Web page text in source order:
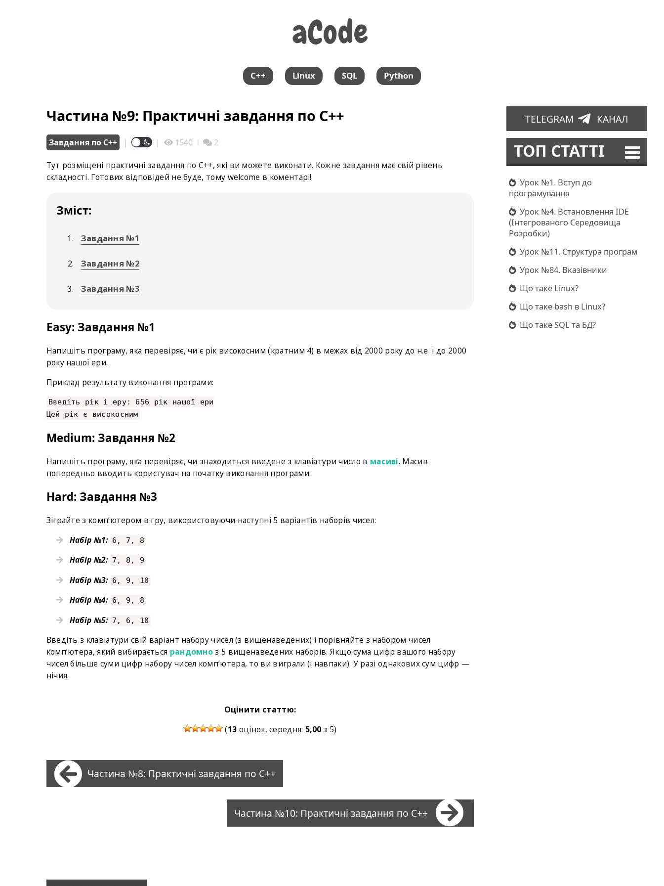
aCode
aCode
C++ Linux SQL Python
Частина №9: Практичні завдання по С++
Завдання по С++ | | 1540 ǀ 2
Тут розміщені практичні завдання по С++, які ви можете виконати. Кожне завдання має свій рівень
складності. Готових відповідей не буде, тому welcome в коментарі!
Зміст:
Завдання №1
Завдання №2
Завдання №3
Easy: Завдання №1
Напишіть програму, яка перевіряє, чи є рік високосним (кратним 4) в межах від 2000 року до н.е. і до 2000
року нашої ери.
Приклад результату виконання програми:
Введіть рік і еру: 656 рік нашої ери
Цей рік є високосним
Medium: Завдання №2
Напишіть програму, яка перевіряє, чи знаходиться введене з клавіатури число в масиві. Масив
попередньо вводить користувач на початку виконання програми.
Hard: Завдання №3
Зіграйте з комп’ютером в гру, використовуючи наступні 5 варіантів наборів чисел:
Набір №1: 6, 7, 8
Набір №2: 7, 8, 9
Набір №3: 6, 9, 10
Набір №4: 6, 9, 8
Набір №5: 7, 6, 10
Введіть з клавіатури свій варіант набору чисел (з вищенаведених) і порівняйте з набором чисел
комп’ютера, який вибирається рандомноз 5 вищенаведених наборів. Якщо сума цифр вашого набору
чисел більше суми цифр набору чисел комп’ютера, то ви виграли (і навпаки). У разі однакових сум цифр —
нічия.
Оцінити статтю:
(13 оцінок, середня: 5,00з 5)
Частина №8: Практичні завдання по С++
Частина №10: Практичні завдання по С++
TELEGRAM КАНАЛ
ТОП СТАТТІ
Урок №1. Вступ до
програмування
Урок №4. Встановлення IDE
(Інтегрованого Середовища
Розробки)
Урок №11. Структура програм
Урок №84. Вказівники
Що таке Linux?
Що таке bash в Linux?
Що таке SQL та БД?